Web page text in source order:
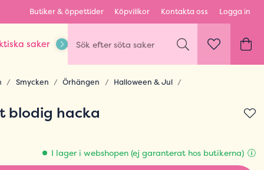
Butiker & öppettider Köpvillkor Kontakta oss Logga in
saker Kläder & Outfits Karaktärer & fandom
Smycken Örhängen
Halloween & Jul
blodig hacka
I lager i webshopen (ej garanterat hos butikerna)